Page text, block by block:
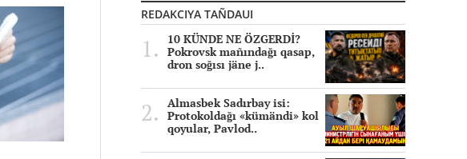
REDAKCIYA TAÑDAUI
10 KÜNDE NE ÖZGERDİ?
Pokrovsk mañındağı qasap,
dron soğısı jäne j..
Almasbek Sadırbay isi:
Protokoldağı «kümändi» kol
qoyular, Pavlod..